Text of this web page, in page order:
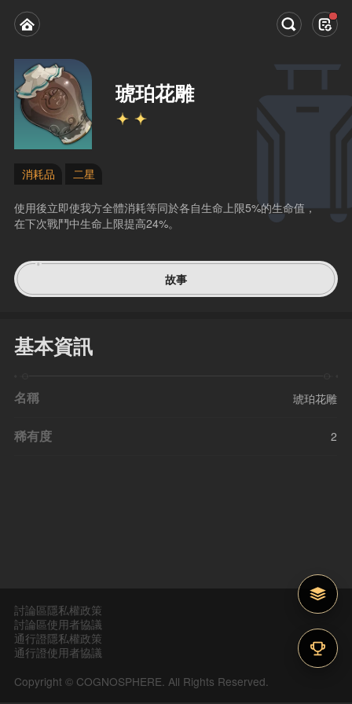
琥珀花雕
消耗品 二星
使用後立即使我方全體消耗等同於各自生命上限5%的生命值，
在下次戰鬥中生命上限提高24%。
故事
基本資訊
名稱 琥珀花雕
稀有度 2
討論區隱私權政策
討論區使用者協議
通行證隱私權政策
通行證使用者協議
Copyright © COGNOSPHERE. All Rights Reserved.